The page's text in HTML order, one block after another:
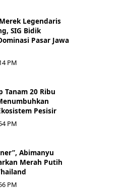
Legendaris
SIG Bidik
Pasar Jawa
PM
Tanam 20 Ribu
Pesisir
PM
Abimanyu
Merah Putih
PM